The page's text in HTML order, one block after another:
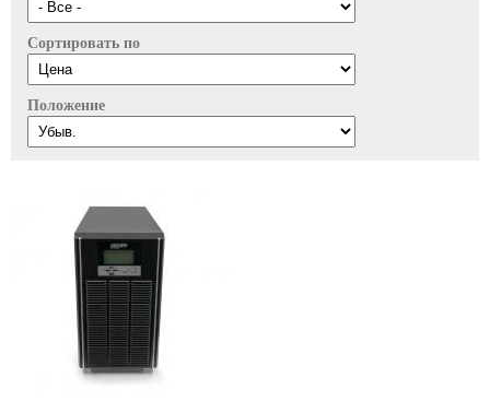
Сортировать по
Положение